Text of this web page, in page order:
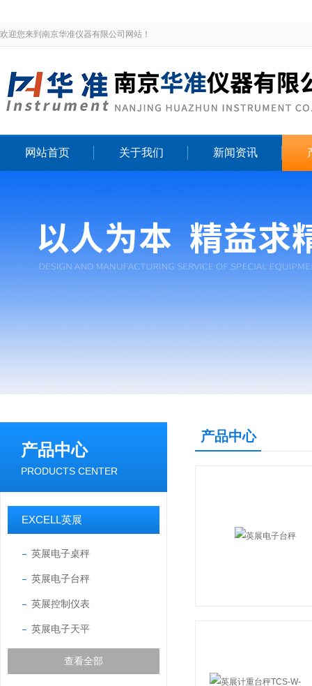
欢迎您来到南京华准仪器有限公司网站！
网站首页 关于我们 新闻资讯
产品中心
PRODUCTS CENTER
EXCELL英展
英展电子桌秤
英展电子台秤
英展控制仪表
英展电子天平
查看全部
产品中心